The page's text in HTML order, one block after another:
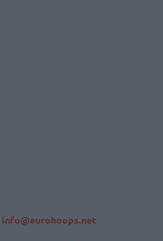
info@eurohoops.net